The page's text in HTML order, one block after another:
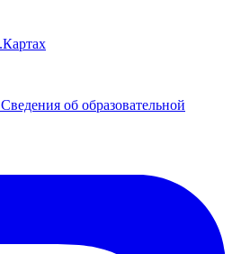
Сведения об образовательной